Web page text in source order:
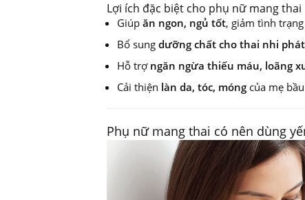
Lợi ích đặc biệt cho phụ nữ mang thai
Giúp ăn ngon, ngủ tốt, giảm tình
Bổ sung dưỡng chất cho thai nhi
Hỗ trợ ngăn ngừa thiếu máu, loãng
Cải thiện làn da, tóc, móngcủa mẹ
Phụ nữ mang thai có nên dùng